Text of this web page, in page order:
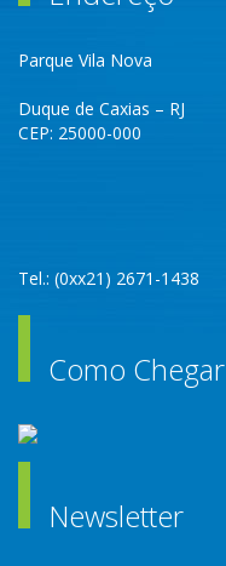
Parque Vila Nova
Duque de Caxias – RJ
CEP: 25000-000
Tel.: (0xx21) 2671-1438
Como Chegar
Newsletter